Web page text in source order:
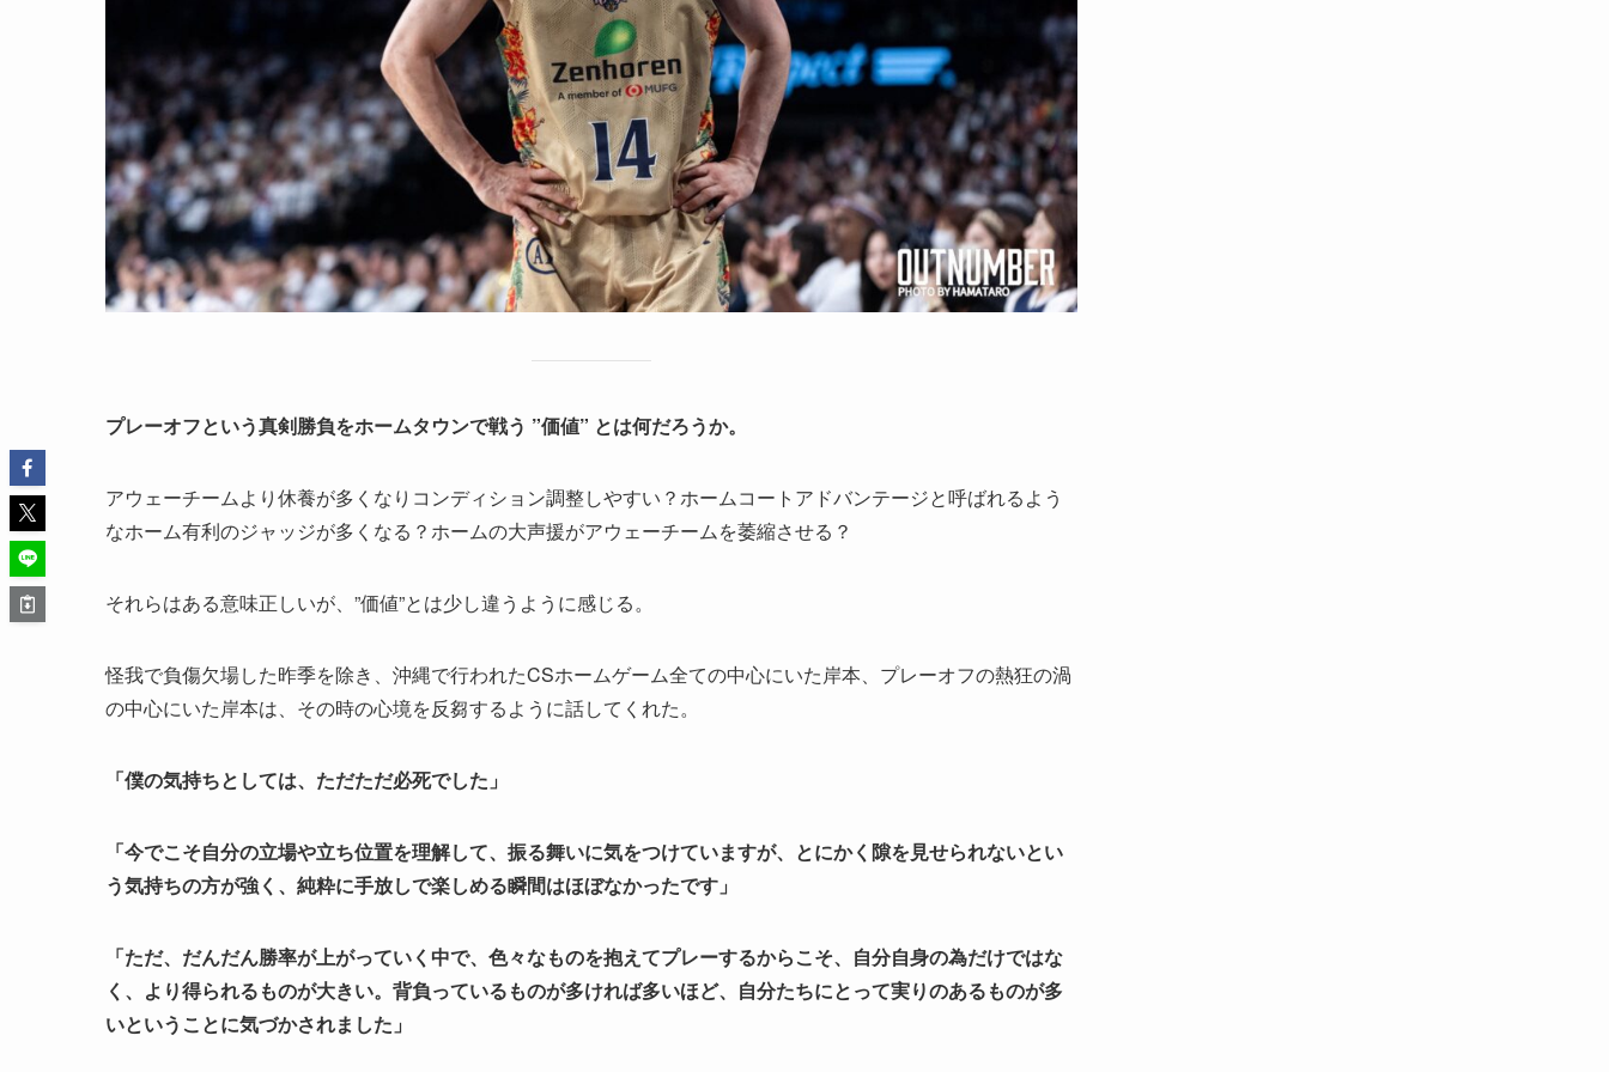
プレーオフという真剣勝負をホームタウンで戦う ”価値” とは何だろうか。
アウェーチームより休養が多くなりコンディション調整しやすい？ホームコートアドバンテージと呼ばれるよう
なホーム有利のジャッジが多くなる？ホームの大声援がアウェーチームを萎縮させる？
それらはある意味正しいが、”価値”とは少し違うように感じる。
怪我で負傷欠場した昨季を除き、沖縄で行われたCSホームゲーム全ての中心にいた岸本、プレーオフの熱狂の渦
の中心にいた岸本は、その時の心境を反芻するように話してくれた。
「僕の気持ちとしては、ただただ必死でした」
「今でこそ自分の立場や立ち位置を理解して、振る舞いに気をつけていますが、とにかく隙を見せられないとい
う気持ちの方が強く、純粋に手放しで楽しめる瞬間はほぼなかったです」
「ただ、だんだん勝率が上がっていく中で、色々なものを抱えてプレーするからこそ、自分自身の為だけではな
く、より得られるものが大きい。背負っているものが多ければ多いほど、自分たちにとって実りのあるものが多
いということに気づかされました」